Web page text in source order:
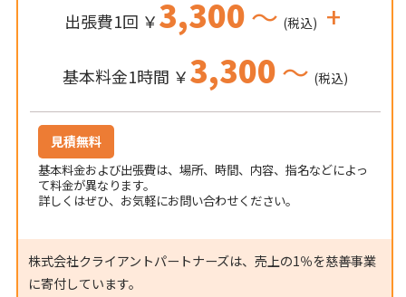
出張費1回 ￥3,300～ (税込) +
基本料金1時間 ￥3,300～ (税込)
見積無料
基本料金および出張費は、場所、時間、内容、指名などによっ
て料金が異なります。
詳しくはぜひ、お気軽にお問い合わせください。
株式会社クライアントパートナーズは、売上の1％を慈善事業
に寄付しています。